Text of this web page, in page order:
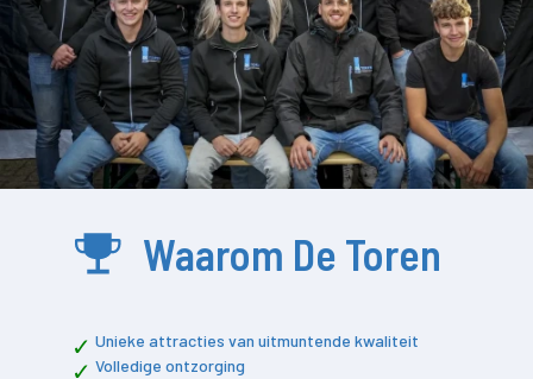
Waarom De Toren
Unieke attracties van uitmuntende kwaliteit
Volledige ontzorging